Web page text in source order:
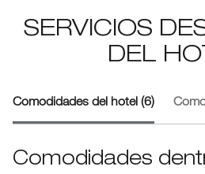
SERVICIOS
DEL
Comodidades del hotel (6)
Comodidades